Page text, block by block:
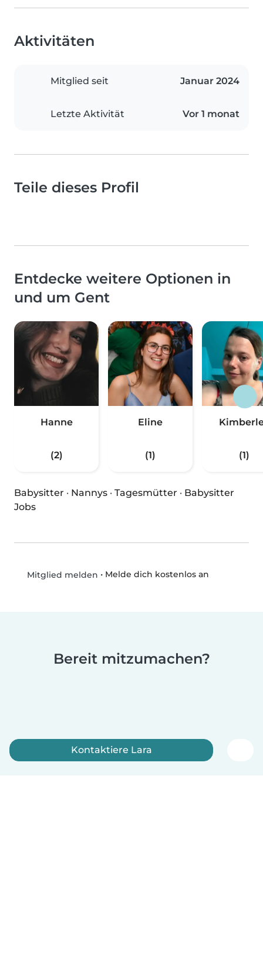
Aktivitäten
Mitglied seit Januar 2024
Letzte Aktivität Vor 1 monat
Teile dieses Profil
Entdecke weitere Optionen in
und um Gent
Hanne
(2)
Eline
(1) (1)
Babysitter · Nannys · Tagesmütter · Babysitter
Jobs
Mitglied melden • Melde dich kostenlos an
Bereit mitzumachen?
Kontaktiere Lara